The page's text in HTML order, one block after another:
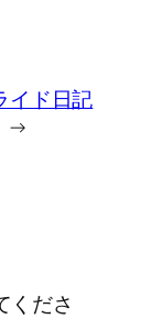
イド日記
→
くださ